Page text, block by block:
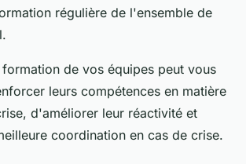
régulière de l'ensemble de
de vos équipes peut vous
leurs compétences en matière
d'améliorer leur réactivité et
coordination en cas de crise.